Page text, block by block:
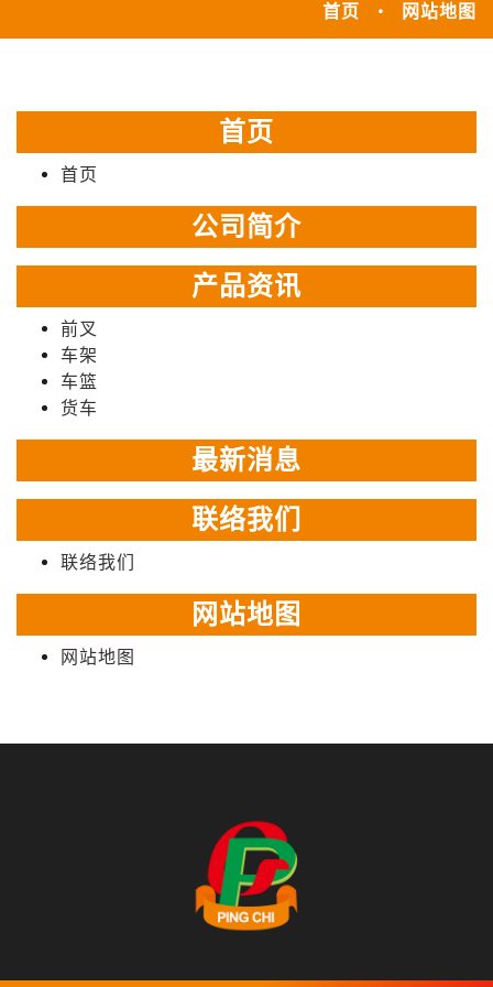
首页 网站地图
首页
首页
公司简介
产品资讯
前叉
车架
车篮
货车
最新消息
联络我们
联络我们
网站地图
网站地图